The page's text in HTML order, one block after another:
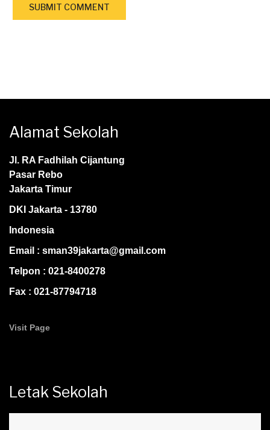
Alamat Sekolah
Jl. RA Fadhilah Cijantung
Pasar Rebo
Jakarta Timur
DKI Jakarta - 13780
Indonesia
Email : sman39jakarta@gmail.com
Telpon : 021-8400278
Fax : 021-87794718
Visit Page
Letak Sekolah